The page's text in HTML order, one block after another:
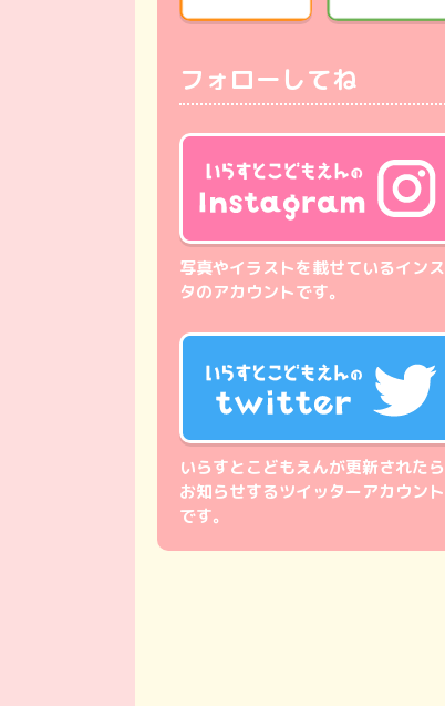
フォローしてね
写真やイラストを載せているインス
タのアカウントです。
いらすとこどもえんが更新されたら
お知らせするツイッターアカウント
です。